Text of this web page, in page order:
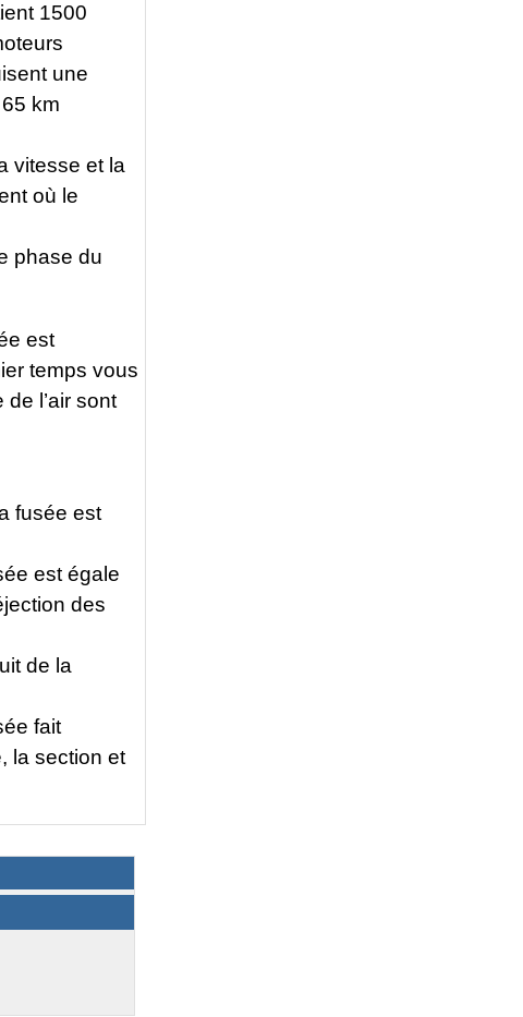
1500
une
km
vitesse et la
où le
phase du
est
temps vous
l’air sont
fusée est
est égale
des
de la
fait
la section et